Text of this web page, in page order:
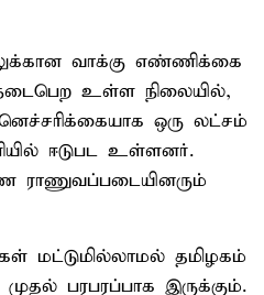
வாக்கு எண்ணிக்கை
உள்ள நிலையில்,
ஒரு லட்சம்
ஈடுபட உள்ளனர்.
ராணுவப்படையினரும்
மட்டுமில்லாமல் தமிழகம்
பரபரப்பாக இருக்கும்.